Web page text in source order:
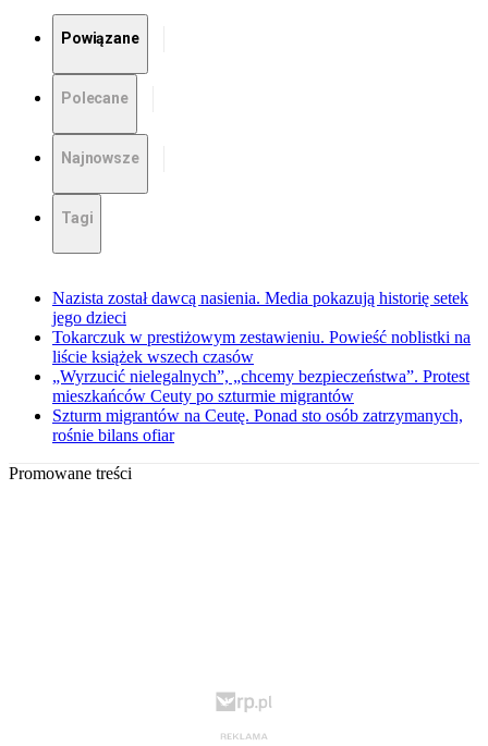
Powiązane
Polecane
Najnowsze
Tagi
Nazista został dawcą nasienia. Media pokazują historię setek
jego dzieci
Tokarczuk w prestiżowym zestawieniu. Powieść noblistki na
liście książek wszech czasów
„Wyrzucić nielegalnych”, „chcemy bezpieczeństwa”. Protest
mieszkańców Ceuty po szturmie migrantów
Szturm migrantów na Ceutę. Ponad sto osób zatrzymanych,
rośnie bilans ofiar
Promowane treści